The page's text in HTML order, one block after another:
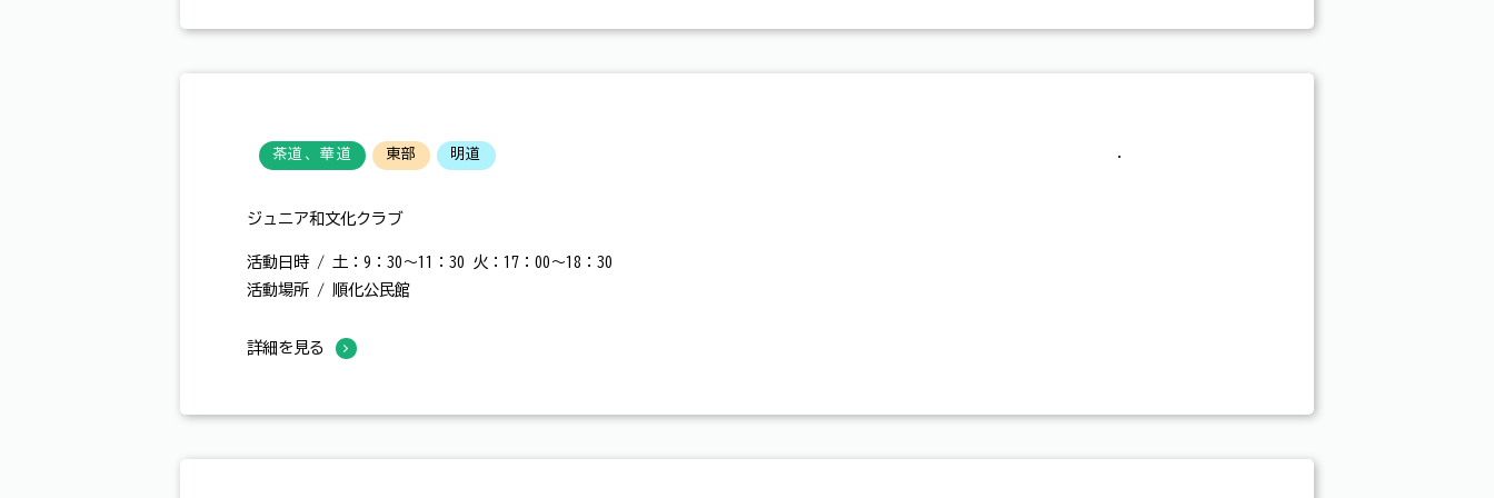
茶道、華道 東部 明道
ジュニア和文化クラブ
活動日時 / 土：9：30～11：30 火：17：00～18：30
活動場所 / 順化公民館
詳細を見る